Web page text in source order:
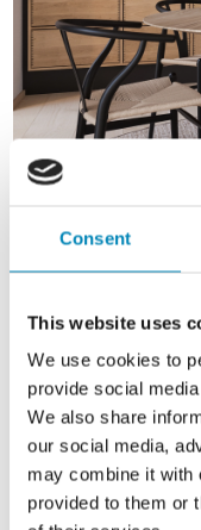
Consent
This website uses
We use cookies to
provide social
We also share
our social media,
may combine it with
provided to them or
Samlet vægt:
kg
Højde